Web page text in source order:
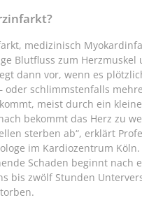
medizinisch
Blutfluss zum Herzmuskel
dann vor, wenn es
oder schlimmstenfalls
meist durch ein
bekommt das Herz zu
sterben ab“, erklärt
im Kardiozentrum
Schaden beginnt nach
bis zwölf Stunden